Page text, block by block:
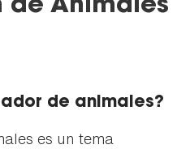
de Animales
de animales?
es un tema